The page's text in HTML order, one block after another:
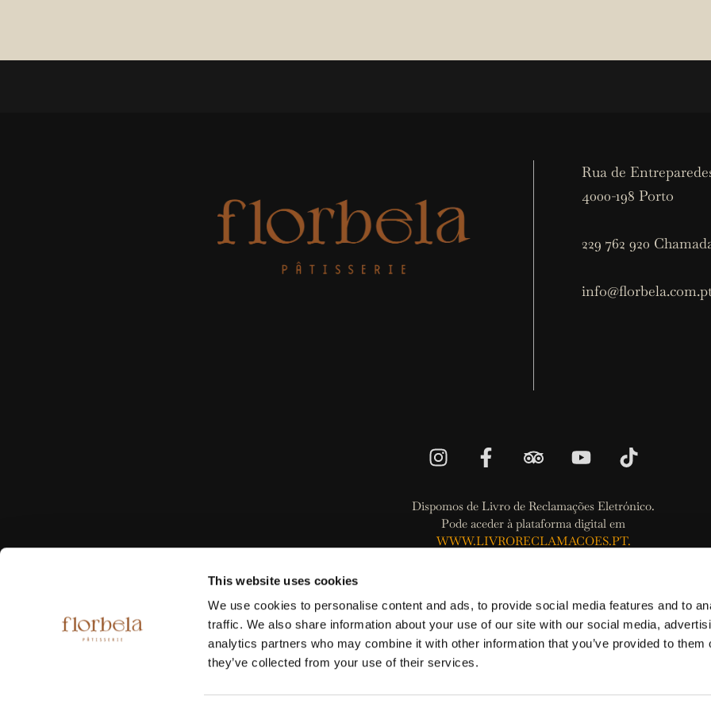
This website uses cookies
We use cookies to personalise content and ads, to provide social media features and to
traffic. We also share information about your use of our site with our social media,
analytics partners who may combine it with other information that you’ve provided to them
they’ve collected from your use of their services.
Rua de
4000-198 Porto
229 762 920
Dispomos de Livro de Reclamações Eletrónico.
Pode aceder à plataforma digital em
WWW.LIVRORECLAMACOES.PT.
Política de Cookies
Informa-se que o consumidor pode recorrer a uma das Entidades de resolução